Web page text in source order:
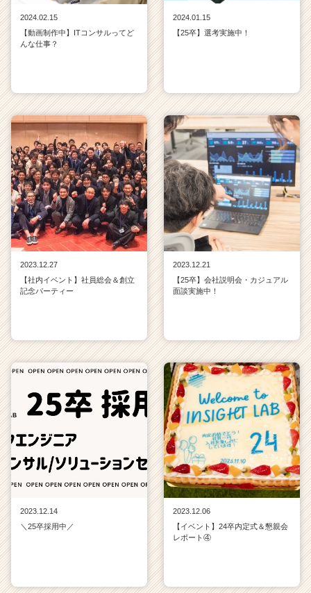
（C
r
C
a
r
e
e
r）
2024.02.15
【動画制作中】ITコンサルってど
んな仕事？
2024.01.15
【25卒】選考実施中！
2023.12.27
【社内イベント】社員総会＆創立
記念パーティー
2023.12.21
【25卒】会社説明会・カジュアル
面談実施中！
2023.12.14
＼25卒採用中／
2023.12.06
【イベント】24卒内定式＆懇親会
レポート④